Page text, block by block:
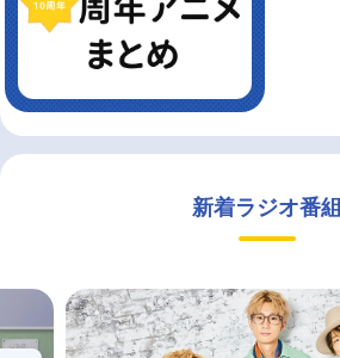
新着ラジオ番組